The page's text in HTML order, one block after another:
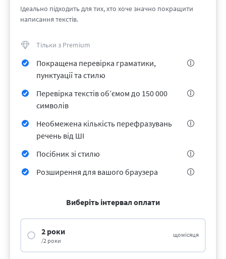
Ідеально підходить для тих, хто хоче значно покращити
написання текстів.
Тільки з Premium
​​Покращена перевірка граматики,
пунктуації та стилю
Перевірка текстів об’ємом до 150 000
символів
Необмежена кількість перефразувань
речень від ШІ
Посібник зі стилю
Розширення для вашого браузера
Виберіть інтервал оплати
2 роки
/2 роки
щомісяця